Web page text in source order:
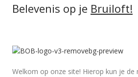
Belevenis op je Bruiloft!
Welkom op onze site! Hierop kun je de